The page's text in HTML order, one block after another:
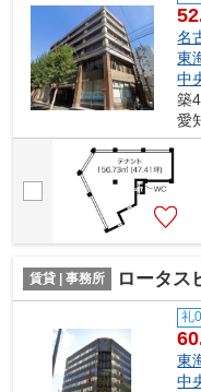
名
東
中
築
愛
賃貸 | 事務所 ロータス
礼0
東
中